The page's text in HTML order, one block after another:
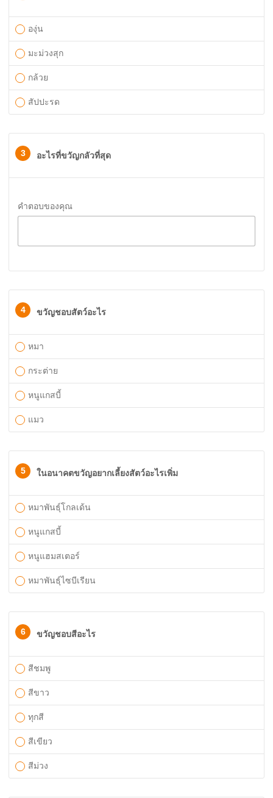
องุ่น
มะม่วงสุก
กล้วย
สัปปะรด
3 อะไรที่ขวัญกลัวที่สุด
คำตอบของคุณ
4 ขวัญชอบสัตว์อะไร
หมา
กระต่าย
หนูแกสบี้
แมว
5 ในอนาคตขวัญอยากเลี้ยงสัตว์อะไรเพิ่ม
หมาพันธุ์โกลเด้น
หนูแกสบี้
หนูแฮมสเตอร์
หมาพันธุ์ไซบีเรียน
6 ขวัญชอบสีอะไร
สีชมพู
สีขาว
ทุกสี
สีเขียว
สีม่วง